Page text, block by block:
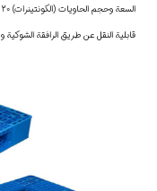
السعة وحجم الحاويات (الكونتينرات) 20 قدم : 374 pcs
قابلية النقل عن طريق الرافقة الشوكية و Pallet jack جك باليت (بليت جك/جاك البليت